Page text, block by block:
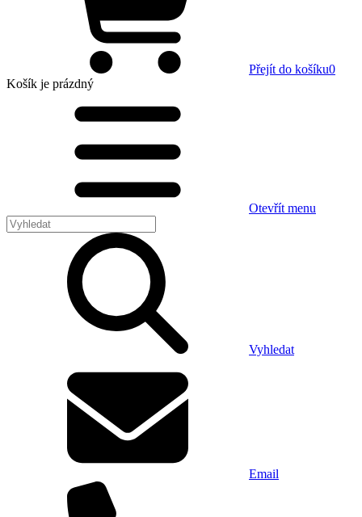
Přejít do košíku0
Košík je prázdný
Otevřít menu
Vyhledat
Email